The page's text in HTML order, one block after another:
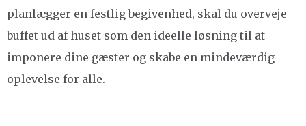
planlægger en festlig begivenhed, skal du overveje
buffet ud af huset som den ideelle løsning til at
imponere dine gæster og skabe en mindeværdig
oplevelse for alle.